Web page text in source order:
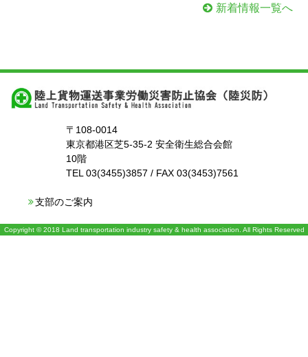
新着情報一覧へ
〒108-0014
東京都港区芝5-35-2 安全衛生総合会館
10階
TEL 03(3455)3857 / FAX 03(3453)7561
支部のご案内
Copyright © 2018 Land transportation industry safety & health association. All Rights Reserved